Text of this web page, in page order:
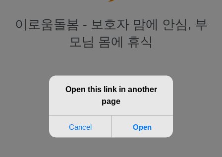
이로움돌봄 - 보호자 맘에 안심, 부
모님 몸에 휴식